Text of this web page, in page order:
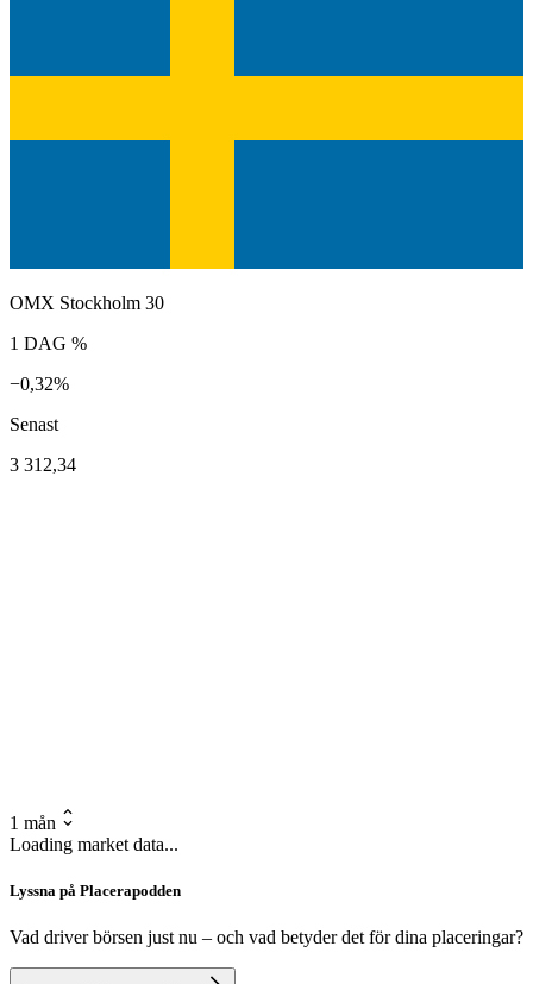
OMX Stockholm 30
1 DAG %
−0,32%
Senast
3 312,34
1 mån
Loading market data...
Lyssna på Placerapodden
Vad driver börsen just nu – och vad betyder det för dina placeringar?